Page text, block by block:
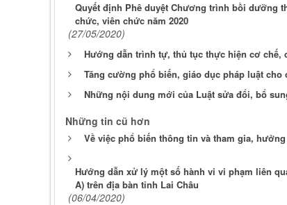
Quyết định Phê duyệt Chương trình bồi dưỡng
chức, viên chức năm 2020
(27/05/2020)
Hướng dẫn trình tự, thủ tục thực hiện cơ chế,
Tăng cường phổ biến, giáo dục pháp luật
Những nội dung mới của Luật sửa đổi, bổ
Những tin cũ hơn
Về việc phổ biến thông tin và tham gia,
Hướng dẫn xử lý một số hành vi vi phạm liên
A) trên địa bàn tỉnh Lai Châu
(06/04/2020)